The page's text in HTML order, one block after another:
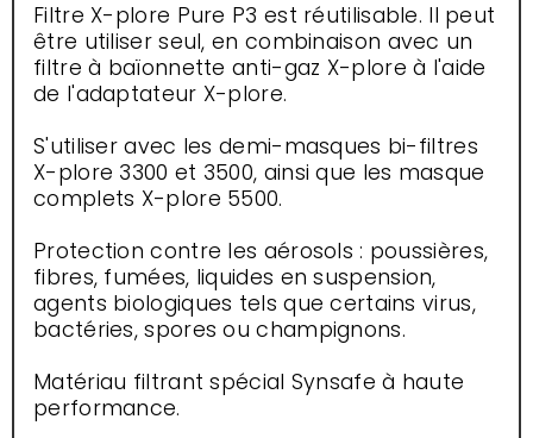
Filtre X-plore Pure P3 est réutilisable. Il peut
être utiliser seul, en combinaison avec un
filtre à baïonnette anti-gaz X-plore à l'aide
de l'adaptateur X-plore.
S'utiliser avec les demi-masques bi-filtres
X-plore 3300 et 3500, ainsi que les masque
complets X-plore 5500.
Protection contre les aérosols : poussières,
fibres, fumées, liquides en suspension,
agents biologiques tels que certains virus,
bactéries, spores ou champignons.
Matériau filtrant spécial Synsafe à haute
performance.